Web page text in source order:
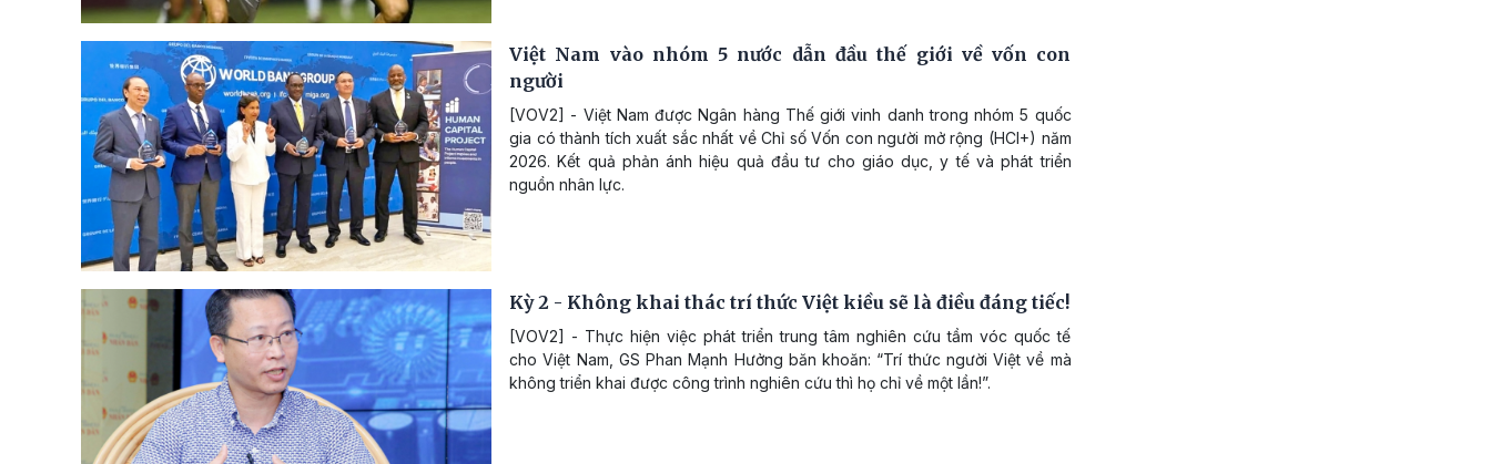
Việt Nam vào nhóm 5 nước dẫn đầu thế giới về vốn con
người
[VOV2] - Việt Nam được Ngân hàng Thế giới vinh danh trong nhóm 5 quốc
gia có thành tích xuất sắc nhất về Chỉ số Vốn con người mở rộng (HCI+) năm
2026. Kết quả phản ánh hiệu quả đầu tư cho giáo dục, y tế và phát triển
nguồn nhân lực.
Kỳ 2 - Không khai thác trí thức Việt kiều sẽ là điều đáng tiếc!
[VOV2] - Thực hiện việc phát triển trung tâm nghiên cứu tầm vóc quốc tế
cho Việt Nam, GS Phan Mạnh Hưởng băn khoăn: “Trí thức người Việt về mà
không triển khai được công trình nghiên cứu thì họ chỉ về một lần!”.